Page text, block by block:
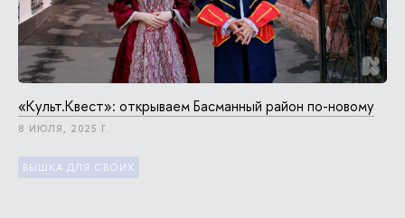
«Культ.Квест»: открываем Басманный район по-новому
8 ИЮЛЯ, 2025 Г.
ВЫШКА ДЛЯ СВОИХ